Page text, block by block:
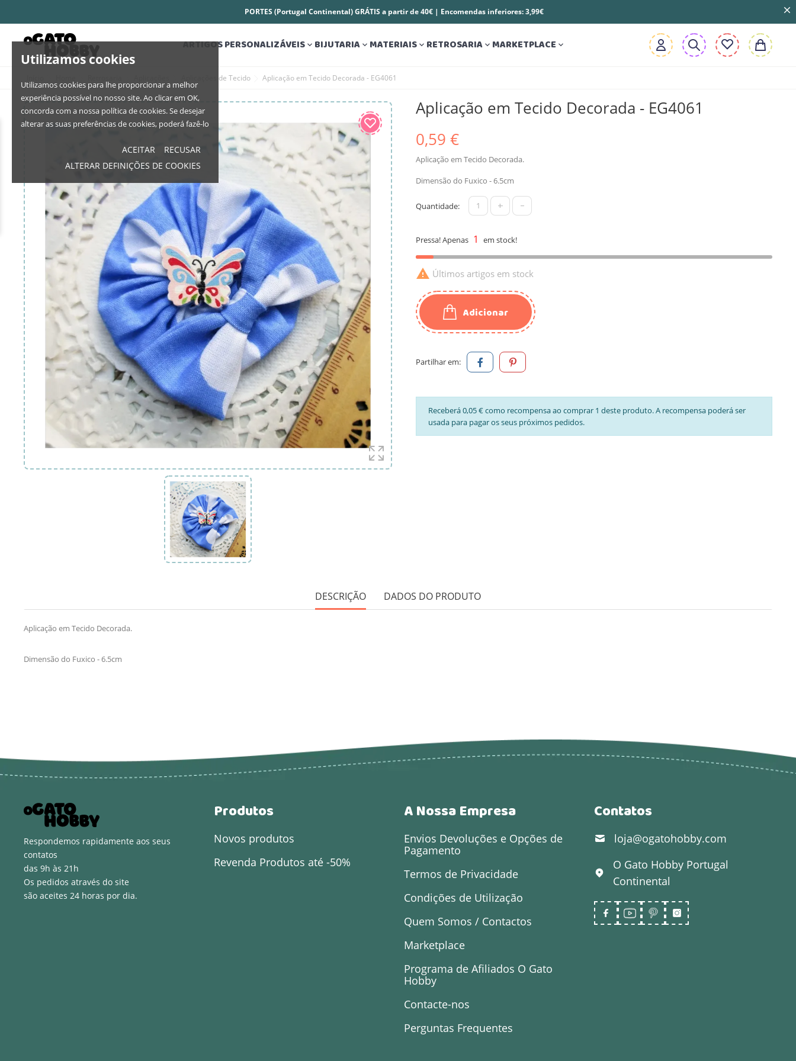
Utilizamos cookies
Utilizamos cookies para lhe proporcionar a melhor
experiência possível no nosso site. Ao clicar em OK,
concorda com a nossa política de cookies. Se desejar
alterar as suas preferências de cookies, poderá fazê-lo
ACEITAR
RECUSAR
ALTERAR DEFINIÇÕES DE COOKIES
PORTES (Portugal Continental) GRÁTIS a partir de 40€ | Encomendas inferiores: 3,99€
ARTIGOS PERSONALIZÁVEIS BIJUTARIA MATERIAIS RETROSARIA MARKETPLACE 
Aplicações de Tecido Aplicação em Tecido Decorada - EG4061
Aplicação em Tecido Decorada - EG4061
0,59 €
Aplicação em Tecido Decorada.
Dimensão do Fuxico - 6.5cm
Quantidade: + -
Pressa! Apenas 1 em stock!
 Últimos artigos em stock
Adicionar
Partilhar em:
Receberá 0,05 € como recompensa ao comprar 1 deste produto. A recompensa poderá ser
usada para pagar os seus próximos pedidos.
DESCRIÇÃO DADOS DO PRODUTO
Aplicação em Tecido Decorada.
Dimensão do Fuxico - 6.5cm
Respondemos rapidamente aos seus
contatos
das 9h às 21h
Os pedidos através do site
são aceites 24 horas por dia.
Produtos
Novos produtos
Revenda Produtos até -50%
A Nossa Empresa
Envios Devoluções e Opções de
Pagamento
Termos de Privacidade
Condições de Utilização
Quem Somos / Contactos
Marketplace
Programa de Afiliados O Gato
Hobby
Contacte-nos
Perguntas Frequentes
Contatos
loja@ogatohobby.com
O Gato Hobby Portugal
Continental